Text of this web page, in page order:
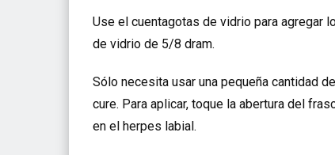
Use el cuentagotas de vidrio para agregar
de vidrio de 5/8 dram.
Sólo necesita usar una pequeña cantidad
cure. Para aplicar, toque la abertura del
en el herpes labial.